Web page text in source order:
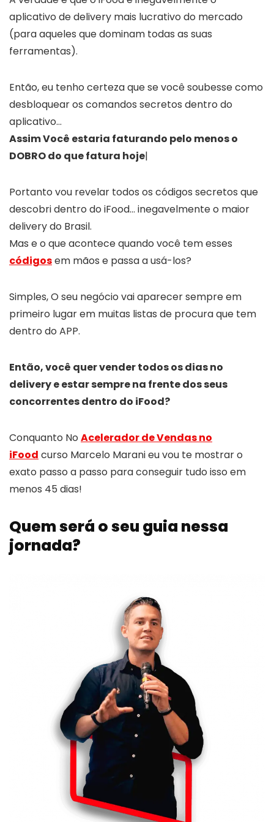
aplicativo de delivery mais lucrativo do mercado
(para aqueles que dominam todas as suas
ferramentas).
Então, eu tenho certeza que se você soubesse como
desbloquear os comandos secretos dentro do
aplicativo…
Assim Você estaria faturando pelo menos o
DOBRO do que fatura hoje|
Portanto vou revelar todos os códigos secretos que
descobri dentro do iFood… inegavelmente o maior
delivery do Brasil.
Mas e o que acontece quando você tem esses
códigosem mãos e passa a usá-los?
Simples, O seu negócio vai aparecer sempre em
primeiro lugar em muitas listas de procura que tem
dentro do APP.
Então, você quer vender todos os dias no
delivery e estar sempre na frente dos seus
concorrentes dentro do iFood?
Conquanto No Acelerador de Vendas no
iFood curso Marcelo Marani eu vou te mostrar o
exato passo a passo para conseguir tudo isso em
menos 45 dias!
Quem será o seu guia nessa
jornada?